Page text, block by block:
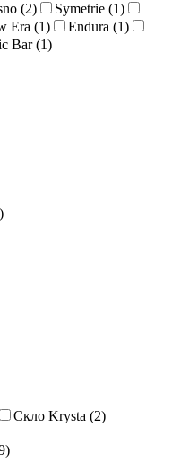
(2) Symetrie (1)
Era (1) Endura (1)
Bar (1)
)
Скло Krysta (2)
)